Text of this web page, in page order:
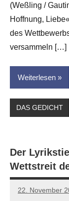
Leitner
(Weßling /
Hoffnung,
des
versammeln […]
Weiterlesen
DAS GEDICHT
Der
Wettstreit
22. November
Anton